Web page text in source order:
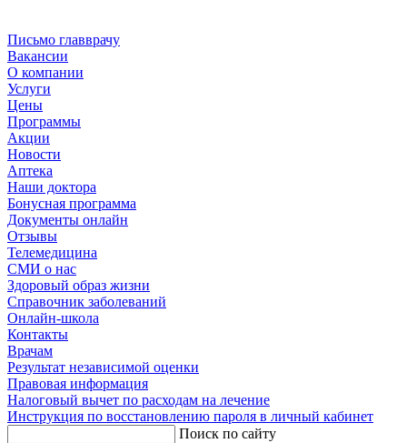
Письмо главврачу
Вакансии
О компании
Услуги
Цены
Программы
Акции
Новости
Аптека
Наши доктора
Бонусная программа
Документы онлайн
Отзывы
Телемедицина
СМИ о нас
Здоровый образ жизни
Справочник заболеваний
Онлайн-школа
Контакты
Врачам
Результат независимой оценки
Правовая информация
Налоговый вычет по расходам на лечение
Инструкция по восстановлению пароля в личный кабинет
Поиск по сайту